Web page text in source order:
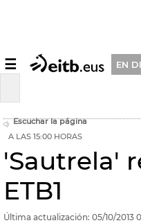
☰ EN
Escuchar la página
A LAS 15:00 HORAS
'Sautrela'
ETB1
Última actualización: 05/10/2013